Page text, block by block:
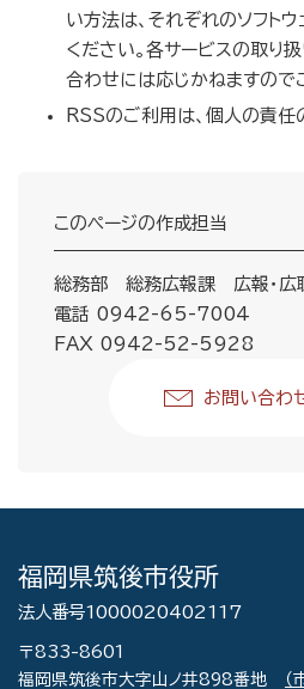
い方法は、それぞれのソフト
ください。各サービスの取り
合わせには応じかねますので
RSSのご利用は、個人の責任
このページの作成担当
総務部 総務広報課 広報・広
電話 0942-65-7004
FAX 0942-52-5928
お問い合わ
福岡県筑後市役所
法人番号1000020402117
〒833-8601
福岡県筑後市大字山ノ井898番地
（